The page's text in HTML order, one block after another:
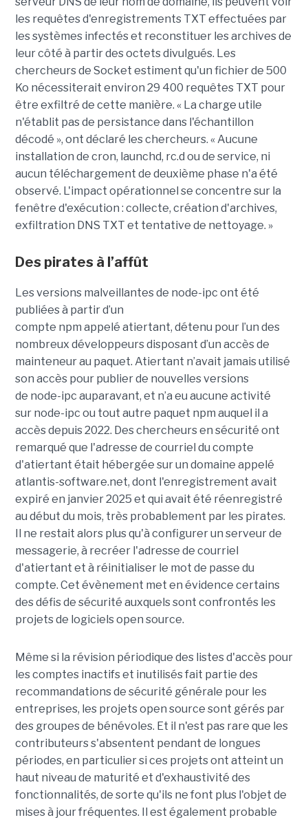
les requêtes d'enregistrements TXT effectuées par
les systèmes infectés et reconstituer les archives de
leur côté à partir des octets divulgués. Les
chercheurs de Socket estiment qu'un fichier de 500
Ko nécessiterait environ 29 400 requêtes TXT pour
être exfiltré de cette manière. « La charge utile
n'établit pas de persistance dans l'échantillon
décodé », ont déclaré les chercheurs. « Aucune
installation de cron, launchd, rc.d ou de service, ni
aucun téléchargement de deuxième phase n'a été
observé. L'impact opérationnel se concentre sur la
fenêtre d'exécution : collecte, création d'archives,
exfiltration DNS TXT et tentative de nettoyage. »
Des pirates à l’affût
Les versions malveillantes de node-ipc ont été
publiées à partir d’un
compte npm appelé atiertant, détenu pour l ’un des
nombreux développeurs disposant d’un accès de
mainteneur au paquet. Atiertant n’avait jamais utilisé
son accès pour publier de nouvelles versions
de node-ipc auparavant, et n’a eu aucune activité
sur node-ipc ou tout autre paquet npm auquel il a
accès depuis 2022. Des chercheurs en sécurité ont
remarqué que l'adresse de courriel du compte
d'atiertant était hébergée sur un domaine appelé
atlantis-software.net, dont l'enregistrement avait
expiré en janvier 2025 et qui avait été réenregistré
au début du mois, très probablement par les pirates.
Il ne restait alors plus qu'à configurer un serveur de
messagerie, à recréer l'adresse de courriel
d'atiertant et à réinitialiser le mot de passe du
compte. Cet évènement met en évidence certains
des défis de sécurité auxquels sont confrontés les
projets de logiciels open source.
Même si la révision périodique des listes d'accès pour
les comptes inactifs et inutilisés fait partie des
recommandations de sécurité générale pour les
entreprises, les projets open source sont gérés par
des groupes de bénévoles. Et il n'est pas rare que les
contributeurs s'absentent pendant de longues
périodes, en particulier si ces projets ont atteint un
haut niveau de maturité et d'exhaustivité des
fonctionnalités, de sorte qu'ils ne font plus l'objet de
mises à jour fréquentes. Il est également probable